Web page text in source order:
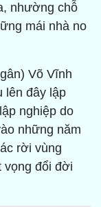
nhường chỗ
mái nhà no
Võ Vĩnh
lên đây lập
nghiệp do
những năm
rời vùng
vọng đổi đời